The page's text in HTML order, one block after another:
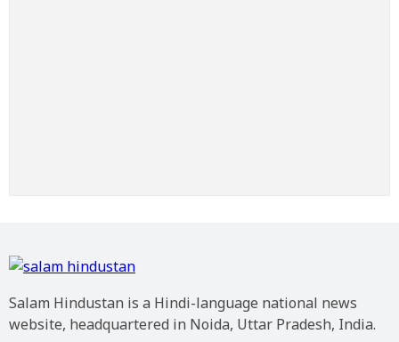
Salam Hindustan is a Hindi-language national news
website, headquartered in Noida, Uttar Pradesh, India.